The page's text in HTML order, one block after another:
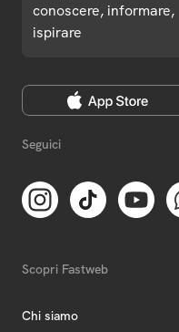
conoscere, informare,
ispirare
Seguici
Scopri Fastweb
Chi siamo